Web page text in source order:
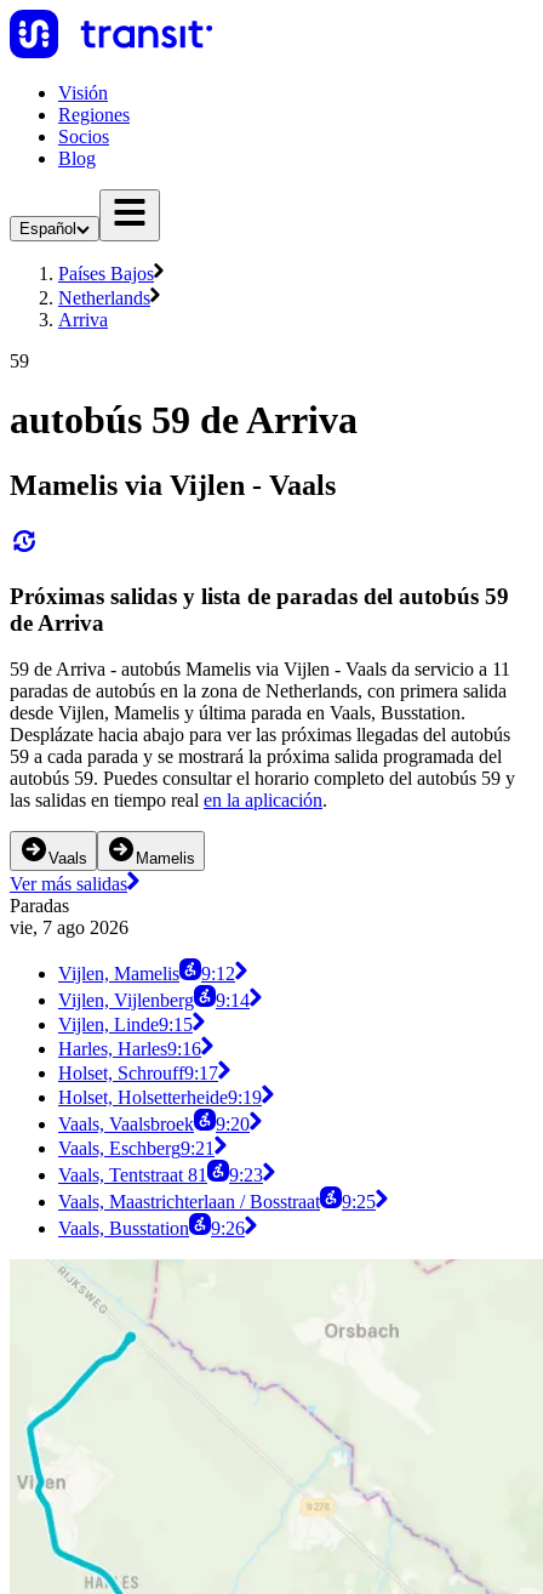
Visión
Regiones
Socios
Blog
Español
Países Bajos
Netherlands
Arriva
59
autobús 59 de Arriva
Mamelis via Vijlen - Vaals
Próximas salidas y lista de paradas del autobús 59
de Arriva
59 de Arriva - autobús Mamelis via Vijlen - Vaals da servicio a 11
paradas de autobús en la zona de Netherlands, con primera salida
desde Vijlen, Mamelis y última parada en Vaals, Busstation.
Desplázate hacia abajo para ver las próximas llegadas del autobús
59 a cada parada y se mostrará la próxima salida programada del
autobús 59. Puedes consultar el horario completo del autobús 59 y
las salidas en tiempo real en la aplicación.
Vaals Mamelis
Ver más salidas
Paradas
vie, 7 ago 2026
Vijlen, Mamelis
9:12
Vijlen, Vijlenberg
9:14
Vijlen, Linde9:15
Harles, Harles9:16
Holset, Schrouff9:17
Holset, Holsetterheide9:19
Vaals, Vaalsbroek
9:20
Vaals, Eschberg9:21
Vaals, Tentstraat 81
9:23
Vaals, Maastrichterlaan / Bosstraat
9:25
Vaals, Busstation
9:26